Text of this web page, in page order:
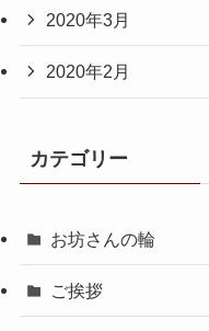
2020年3月
2020年2月
カテゴリー
お坊さんの輪
ご挨拶